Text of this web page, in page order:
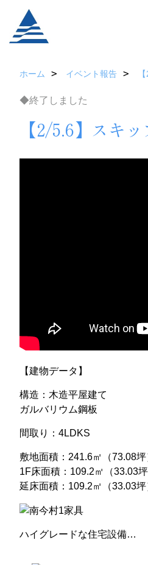
ホーム イベント報告
◆終了しました
【2/5.6】スキ
【建物データ】
構造：木造平屋建て
ガルバリウム鋼板
間取り：4LDKS
敷地面積：241.6㎡（73.08坪
1F床面積：109.2㎡（33.03坪
延床面積：109.2㎡（33.03坪
ハイグレードな住宅設備…